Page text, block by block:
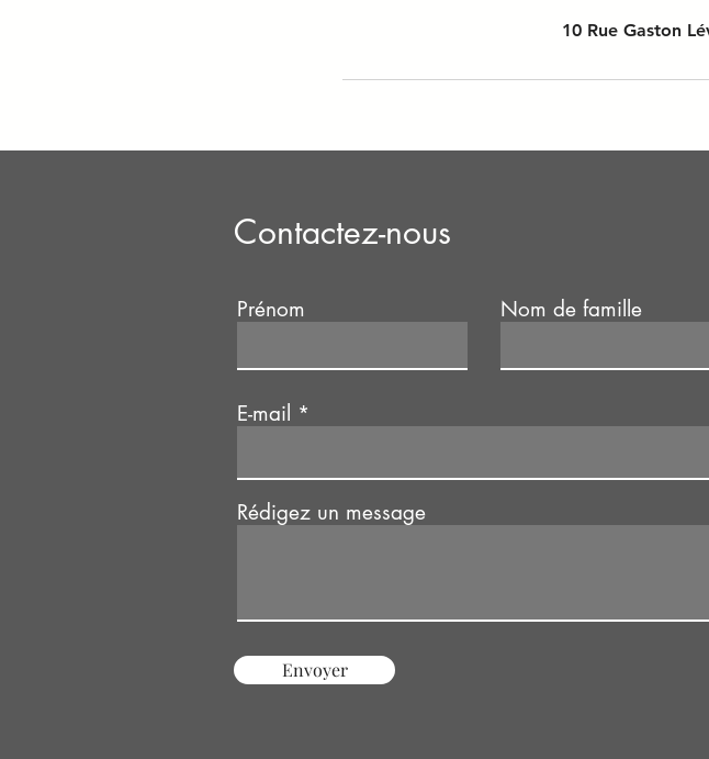
10 Rue Gaston
Contactez-nous
Prénom Nom de famille
E-mail
Rédigez un message
Envoyer